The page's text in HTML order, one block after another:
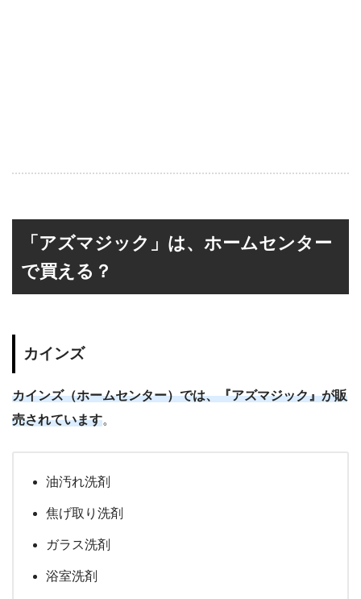
「アズマジック」は、ホームセンター
で買える？
カインズ
カインズ（ホームセンター）では、『アズマジック』が販
売されています。
油汚れ洗剤
焦げ取り洗剤
ガラス洗剤
浴室洗剤